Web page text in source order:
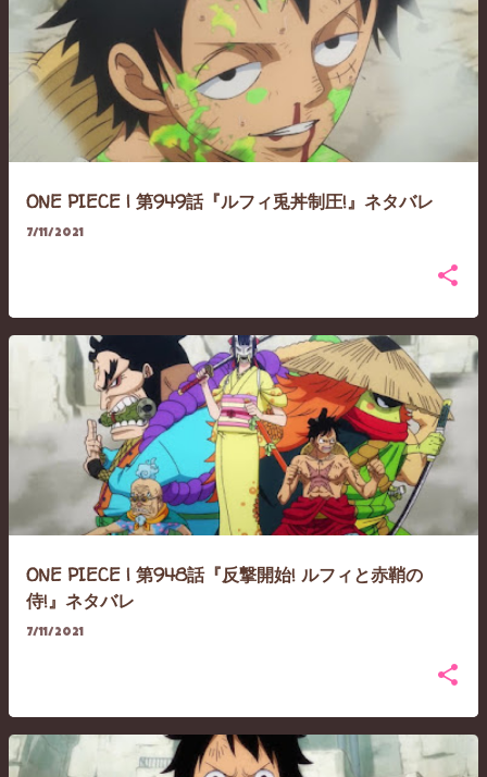
ONE PIECE | 第949話『ルフィ兎丼制圧!』ネタバレ
7/11/2021
ONE PIECE | 第948話『反撃開始! ルフィと赤鞘の
侍!』ネタバレ
7/11/2021